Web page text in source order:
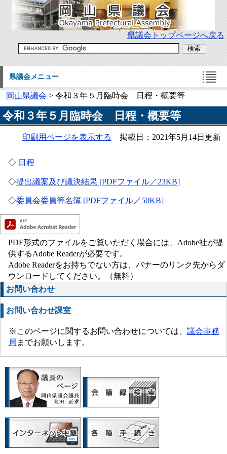
県議会トップページへ戻る
県議会メニュー
岡山県議会 > 令和３年５月臨時会 日程・概要等
令和３年５月臨時会 日程・概要等
印刷用ページを表示する 掲載日：2021年5月14日更新
◇ 日程
◇提出議案及び議決結果 [PDFファイル／23KB]
◇委員会委員等名簿 [PDFファイル／50KB]
PDF形式のファイルをご覧いただく場合には、Adobe社が提
供するAdobe Readerが必要です。
Adobe Readerをお持ちでない方は、バナーのリンク先からダ
ウンロードしてください。（無料）
お問い合わせ
お問い合わせ課室
※このページに関するお問い合わせについては、 議会事務
局 までお願いします。